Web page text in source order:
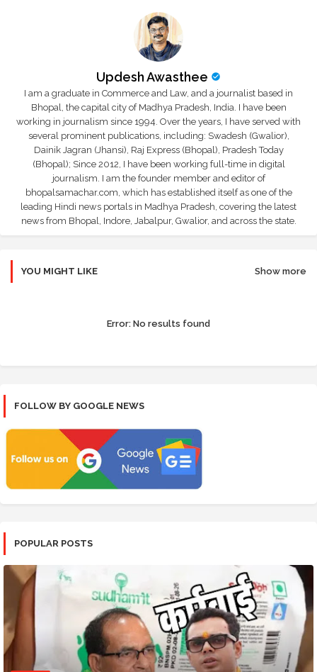
Updesh Awasthee
I am a graduate in Commerce and Law, and a journalist based in
Bhopal, the capital city of Madhya Pradesh, India. I have been
working in journalism since 1994. Over the years, I have served with
several prominent publications, including: Swadesh (Gwalior),
Dainik Jagran (Jhansi), Raj Express (Bhopal), Pradesh Today
(Bhopal); Since 2012, I have been working full-time in digital
journalism. I am the founder member and editor of
bhopalsamachar.com, which has established itself as one of the
leading Hindi news portals in Madhya Pradesh, covering the latest
news from Bhopal, Indore, Jabalpur, Gwalior, and across the state.
YOU MIGHT LIKE Show more
Error: No results found
FOLLOW BY GOOGLE NEWS
POPULAR POSTS